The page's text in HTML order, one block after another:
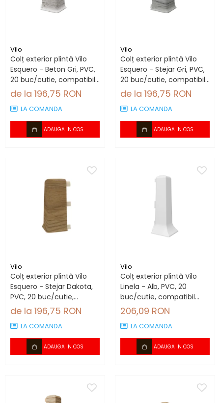
Vilo
Colț exterior plintă Vilo
Esquero - Beton Gri, PVC,
20 buc/cutie, compatibil
plintă 66.6 mm
de la 196,75 RON
LA COMANDA
ADAUGA IN COS
Vilo
Colț exterior plintă Vilo
Esquero - Stejar Gri, PVC,
20 buc/cutie, compatibil
plintă 66.6 mm
de la 196,75 RON
LA COMANDA
ADAUGA IN COS
Vilo
Colț exterior plintă Vilo
Esquero - Stejar Dakota,
PVC, 20 buc/cutie,
compatibil plintă 66.6
de la 196,75 RON
LA COMANDA
ADAUGA IN COS
Vilo
Colț exterior plintă Vilo
Linela - Alb, PVC, 20
buc/cutie, compatibil
plintă 80 mm
206,09 RON
LA COMANDA
ADAUGA IN COS